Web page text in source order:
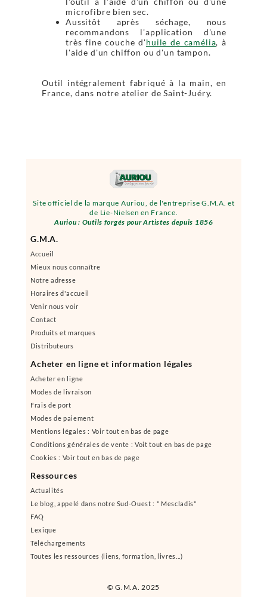
© G.M.A. 2025
Site officiel de la marque Auriou, de l'entreprise G.M.A. et
de Lie-Nielsen en France.
Auriou : Outils forgés pour Artistes depuis 1856
G.M.A.
Accueil
Mieux nous connaître
Notre adresse
Horaires d'accueil
Venir nous voir
Contact
Produits et marques
Distributeurs
Acheter en ligne et information légales
Acheter en ligne
Modes de livraison
Frais de port
Modes de paiement
Mentions légales : Voir tout en bas de page
Conditions générales de vente : Voit tout en bas de page
Cookies : Voir tout en bas de page
Ressources
Actualités
Le blog, appelé dans notre Sud-Ouest : " Mescladis"
FAQ
Lexique
Téléchargements
Toutes les ressources (liens, formation, livres...)
microfibre bien sec.
Aussitôt après séchage, nous
recommandons l'application d'une
très fine couche d'huile de camélia, à
l'aide d'un chiffon ou d'un tampon.
Outil intégralement fabriqué à la main, en
France, dans notre atelier de Saint-Juéry.